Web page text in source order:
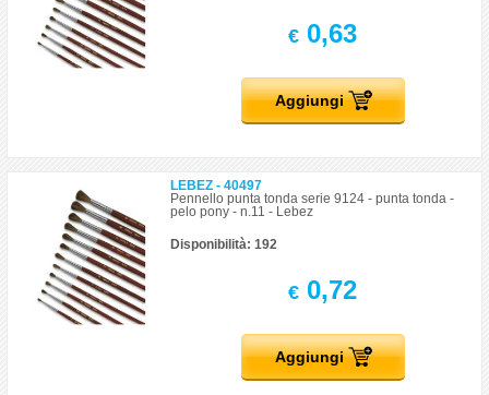
€ 0,63
Aggiungi
LEBEZ - 40497
Pennello punta tonda serie 9124 - punta tonda -
pelo pony - n.11 - Lebez
Disponibilità: 192
€ 0,72
Aggiungi